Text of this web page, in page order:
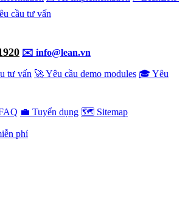
cầu tư vấn
✉️ info@lean.vn
tư vấn 🚀 Yêu cầu demo modules 🎓 Yêu
💼 Tuyển dụng 🗺️ Sitemap
phí